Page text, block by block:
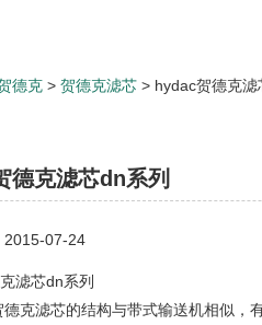
德克 > 贺德克滤芯 > hydac贺德克滤
德克滤芯dn系列
2015-07-24
滤芯dn系列
克滤芯的结构与带式输送机相似，